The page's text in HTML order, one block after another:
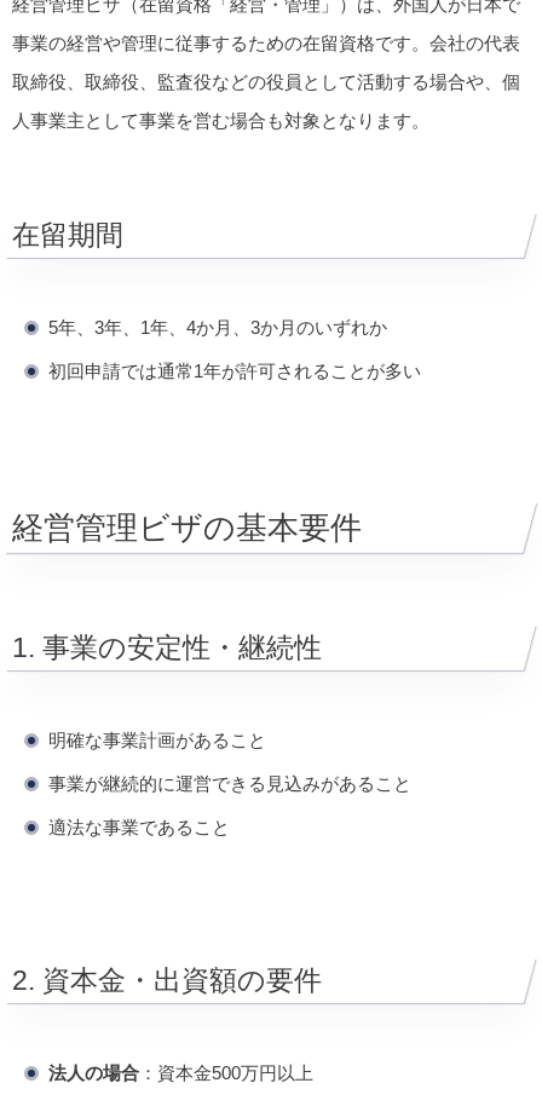
事業の経営や管理に従事するための在留資格です。会社の代表
取締役、取締役、監査役などの役員として活動する場合や、個
人事業主として事業を営む場合も対象となります。
在留期間
5年、3年、1年、4か月、3か月のいずれか
初回申請では通常1年が許可されることが多い
経営管理ビザの基本要件
1. 事業の安定性・継続性
明確な事業計画があること
事業が継続的に運営できる見込みがあること
適法な事業であること
2. 資本金・出資額の要件
法人の場合 ：資本金500万円以上